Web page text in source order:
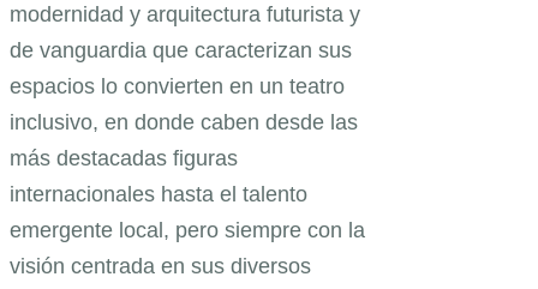
modernidad y arquitectura futurista y
de vanguardia que caracterizan sus
espacios lo convierten en un teatro
inclusivo, en donde caben desde las
más destacadas figuras
internacionales hasta el talento
emergente local, pero siempre con la
visión centrada en sus diversos